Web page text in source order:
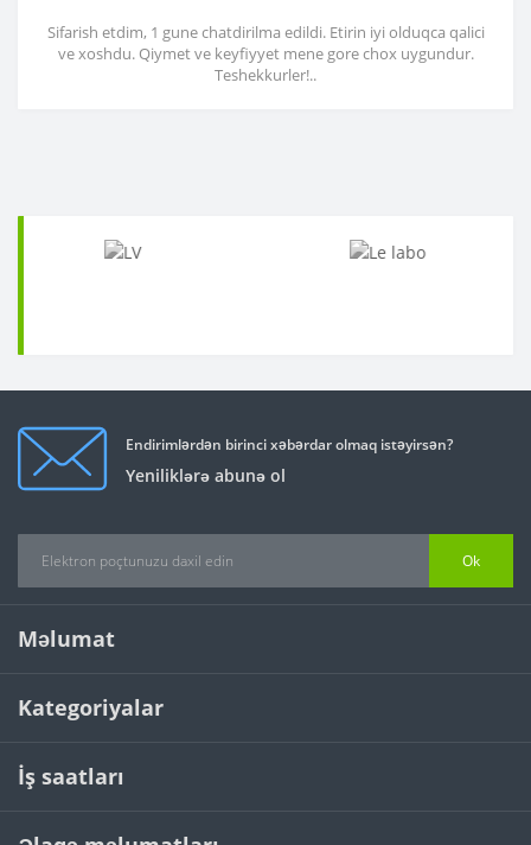
Sifarish etdim, 1 gune chatdirilma edildi. Etirin iyi olduqca qalici
ve xoshdu. Qiymet ve keyfiyyet mene gore chox uygundur.
Teshekkurler!..
Endirimlərdən birinci xəbərdar olmaq istəyirsən?
Yeniliklərə abunə ol
Ok
Məlumat
Kategoriyalar
İş saatları